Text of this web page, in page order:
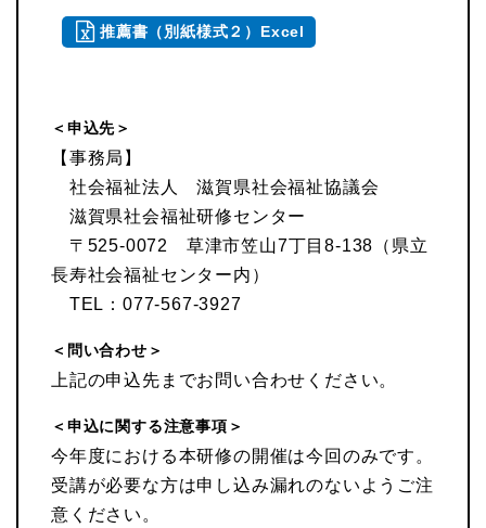
推薦書（別紙様式２）Excel
＜申込先＞
【事務局】
社会福祉法人 滋賀県社会福祉協議会
滋賀県社会福祉研修センター
〒525-0072 草津市笠山7丁目8-138（県立
長寿社会福祉センター内）
TEL：077-567-3927
＜問い合わせ＞
上記の申込先までお問い合わせください。
＜申込に関する注意事項＞
今年度における本研修の開催は今回のみです。
受講が必要な方は申し込み漏れのないようご注
意ください。